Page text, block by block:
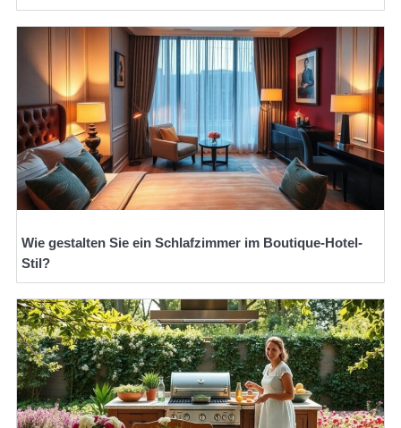
Wie gestalten Sie ein Schlafzimmer im Boutique-Hotel-
Stil?